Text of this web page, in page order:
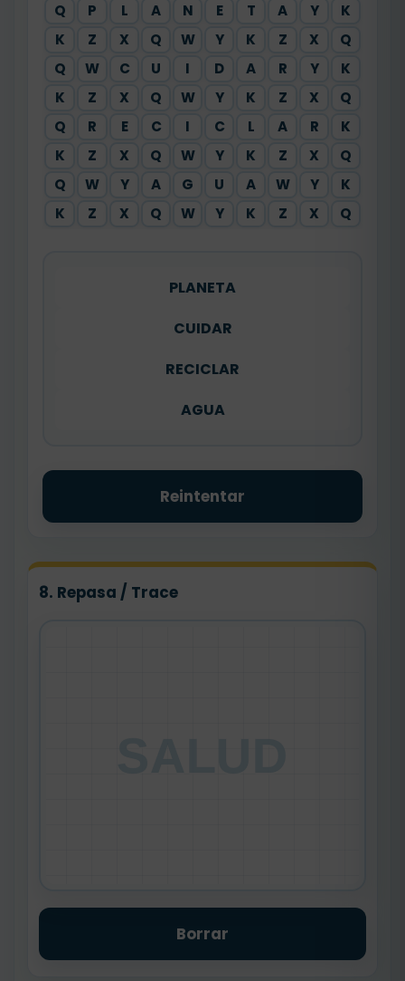
Q P L A N E T A Y
K
K
Z X Q W Y K Z X
Q
Q
W C U I D A R Y
K
K
Z X Q W Y K Z X
Q
Q
R E C I C L A R
K
K
Z X Q W Y K Z X
Q
Q
W Y A G U A W Y
K
K
Z X Q W Y K Z X Q
PLANETA
CUIDAR
RECICLAR
AGUA
Reintentar
8. Repasa / Trace
Borrar